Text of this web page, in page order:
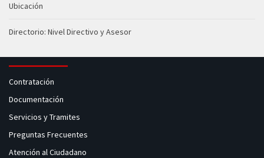
Ubicación
Directorio: Nivel Directivo y Asesor
Contratación
Documentación
Servicios y Tramites
Preguntas Frecuentes
Atención al Ciudadano